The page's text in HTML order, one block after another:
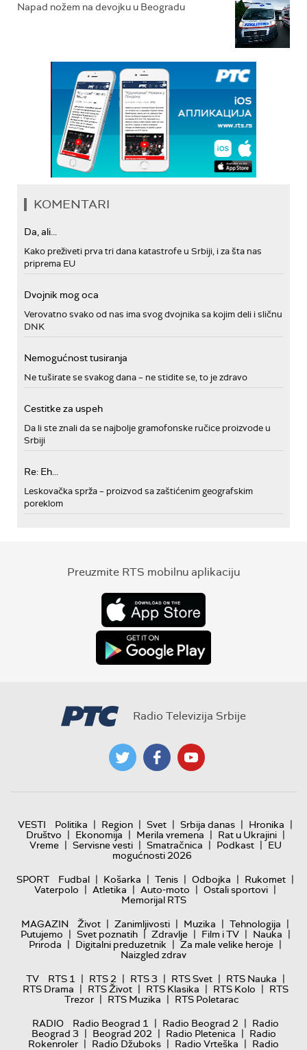
Napad nožem na devojku u Beogradu
KOMENTARI
Da, ali...
Kako preživeti prva tri dana katastrofe u Srbiji, i za šta nas
priprema EU
Dvojnik mog oca
Verovatno svako od nas ima svog dvojnika sa kojim deli i sličnu
DNK
Nemogućnost tusiranja
Ne tuširate se svakog dana – ne stidite se, to je zdravo
Cestitke za uspeh
Da li ste znali da se najbolje gramofonske ručice proizvode u
Srbiji
Re: Eh...
Leskovačka sprža – proizvod sa zaštićenim geografskim
poreklom
Preuzmite RTS mobilnu aplikaciju
Radio Televizija Srbije
VESTI Politika | Region | Svet | Srbija danas | Hronika |
Društvo | Ekonomija | Merila vremena | Rat u Ukrajini |
Vreme | Servisne vesti | Smatračnica | Podkast | EU
mogućnosti 2026
SPORT
Fudbal | Košarka | Tenis | Odbojka | Rukomet |
Vaterpolo | Atletika | Auto-moto | Ostali sportovi |
Memorijal RTS
MAGAZIN
Život | Zanimljivosti | Muzika | Tehnologija |
Putujemo | Svet poznatih | Zdravlje | Film i TV | Nauka |
Priroda | Digitalni preduzetnik | Za male velike heroje |
Naizgled zdrav
TV
RTS 1 | RTS 2 | RTS 3 | RTS Svet | RTS Nauka |
RTS Drama | RTS Život | RTS Klasika | RTS Kolo | RTS
Trezor | RTS Muzika | RTS Poletarac
RADIO
Radio Beograd 1 | Radio Beograd 2 | Radio
Beograd 3 | Beograd 202 | Radio Pletenica | Radio
Rokenroler | Radio Džuboks | Radio Vrteška | Radio